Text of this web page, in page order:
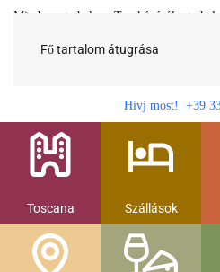
Fő tartalom átugrása
Minden egy helyen Toszkánáról egy
gasztronomia....
Hívj most! +39
Toscana Szállások